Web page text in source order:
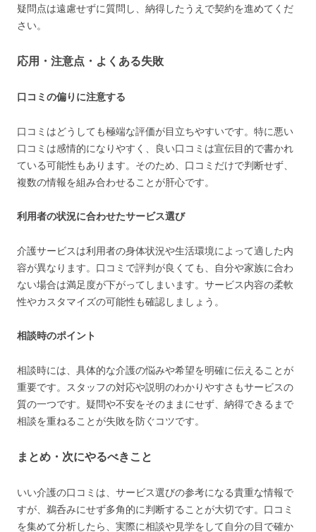
疑問点は遠慮せずに質問し、納得したうえで契約を進めてくだ
さい。
応用・注意点・よくある失敗
口コミの偏りに注意する
口コミはどうしても極端な評価が目立ちやすいです。特に悪い
口コミは感情的になりやすく、良い口コミは宣伝目的で書かれ
ている可能性もあります。そのため、口コミだけで判断せず、
複数の情報を組み合わせることが肝心です。
利用者の状況に合わせたサービス選び
介護サービスは利用者の身体状況や生活環境によって適した内
容が異なります。口コミで評判が良くても、自分や家族に合わ
ない場合は満足度が下がってしまいます。サービス内容の柔軟
性やカスタマイズの可能性も確認しましょう。
相談時のポイント
相談時には、具体的な介護の悩みや希望を明確に伝えることが
重要です。スタッフの対応や説明のわかりやすさもサービスの
質の一つです。疑問や不安をそのままにせず、納得できるまで
相談を重ねることが失敗を防ぐコツです。
まとめ・次にやるべきこと
いい介護の口コミは、サービス選びの参考になる貴重な情報で
すが、鵜呑みにせず多角的に判断することが大切です。口コミ
を集めて分析したら、実際に相談や見学をして自分の目で確か